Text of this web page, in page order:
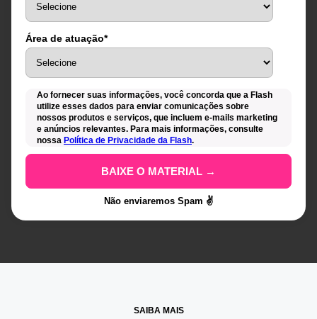
Área de atuação*
Ao fornecer suas informações, você concorda que a Flash
utilize esses dados para enviar comunicações sobre
nossos produtos e serviços, que incluem e-mails marketing
e anúncios relevantes. Para mais informações, consulte
nossa Política de Privacidade da Flash.
Não enviaremos Spam ✌️
SAIBA MAIS